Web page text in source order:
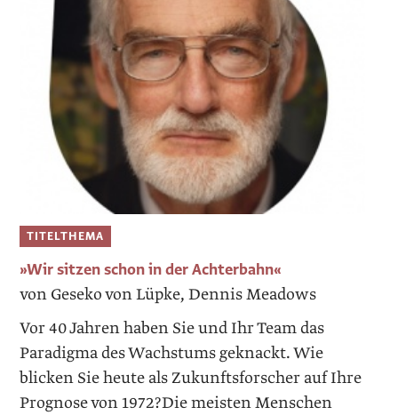
TITELTHEMA
»Wir sitzen schon in der Achterbahn«
von Geseko von Lüpke, Dennis Meadows
Vor 40 Jahren haben Sie und Ihr Team das
Paradigma des Wachstums geknackt. Wie
blicken Sie heute als Zukunftsforscher auf Ihre
Prognose von 1972?Die meisten Menschen